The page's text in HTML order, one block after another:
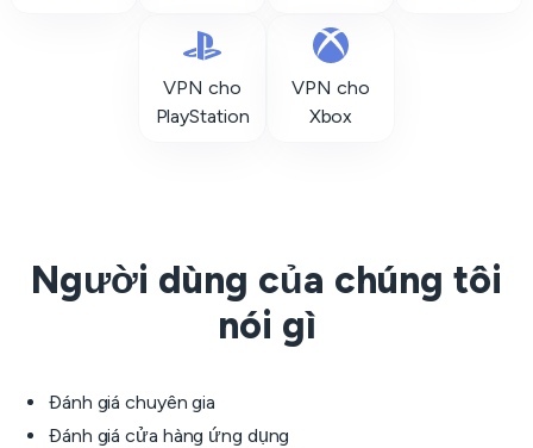
VPN cho
PlayStation
VPN cho
Xbox
Người dùng của chúng tôi
nói gì
Đánh giá chuyên gia
Đánh giá cửa hàng ứng dụng